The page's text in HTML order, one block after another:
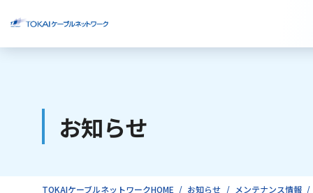
ご利用中のお客様
お知らせ
TOKAIケーブルネットワークHOME お知らせ メンテナンス情報